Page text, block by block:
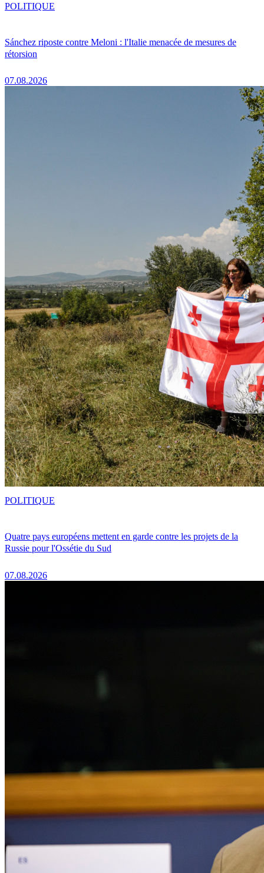
Sánchez riposte contre Meloni : l'Italie menacée de mesures de
rétorsion
07.08.2026
POLITIQUE
Quatre pays européens mettent en garde contre les projets de la
Russie pour l'Ossétie du Sud
07.08.2026
POLITIQUE